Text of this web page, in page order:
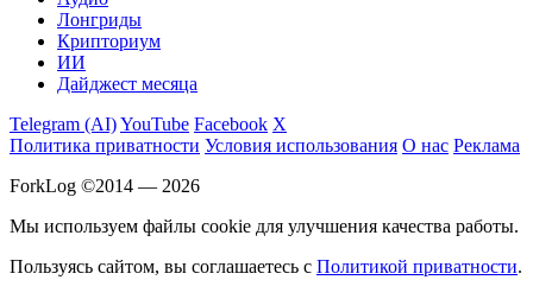
Лонгриды
Крипториум
ИИ
Дайджест месяца
Telegram (AI)YouTube Facebook X
Политика приватности Условия использования О нас Реклама
ForkLog ©2014 — 2026
Мы используем файлы cookie для улучшения качества работы.
Пользуясь сайтом, вы соглашаетесь с Политикой приватности.